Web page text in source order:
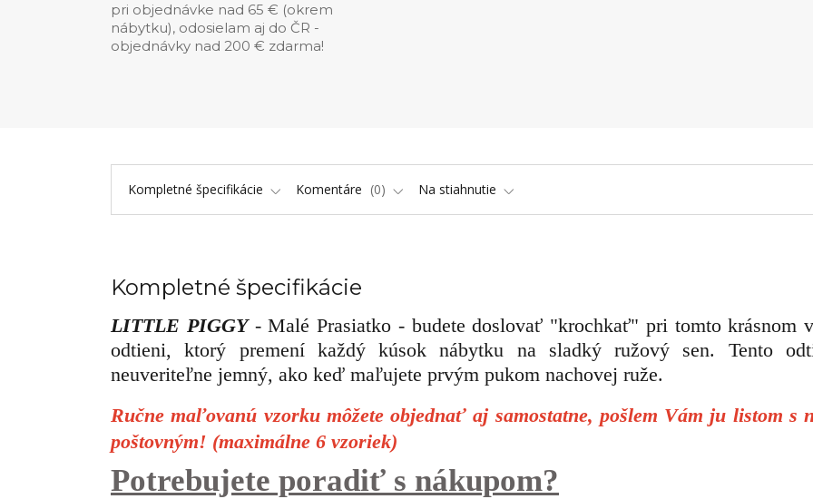
pri objednávke nad 65 € (okrem
nábytku), odosielam aj do ČR -
objednávky nad 200 € zdarma!
Kompletné špecifikácie Komentáre 0 Na stiahnutie
Kompletné špecifikácie
LITTLE PIGGY- Malé Prasiatko - budete doslovať "krochkať" pri tomto krásnom
odtieni, ktorý premení každý kúsok nábytku na sladký ružový sen. Tento
neuveriteľne jemný, ako keď maľujete prvým pukom nachovej ruže.
Ručne maľovanú vzorku môžete objednať aj samostatne, pošlem Vám ju listom s
poštovným! (maximálne 6 vzoriek)
Potrebujete poradiť s nákupom?